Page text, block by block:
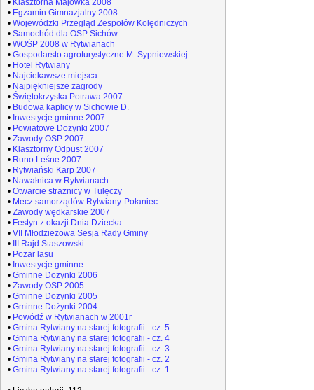
• Klasztorna Majówka 2008
• Egzamin Gimnazjalny 2008
• Wojewódzki Przegląd Zespołów Kolędniczych
• Samochód dla OSP Sichów
• WOŚP 2008 w Rytwianach
• Gospodarsto agroturystyczne M. Sypniewskiej
• Hotel Rytwiany
• Najciekawsze miejsca
• Najpiękniejsze zagrody
• Świętokrzyska Potrawa 2007
• Budowa kaplicy w Sichowie D.
• Inwestycje gminne 2007
• Powiatowe Dożynki 2007
• Zawody OSP 2007
• Klasztorny Odpust 2007
• Runo Leśne 2007
• Rytwiański Karp 2007
• Nawałnica w Rytwianach
• Otwarcie strażnicy w Tulęczy
• Mecz samorządów Rytwiany-Połaniec
• Zawody wędkarskie 2007
• Festyn z okazji Dnia Dziecka
• VII Młodzieżowa Sesja Rady Gminy
•
III Rajd Staszowski
• Pożar lasu
• Inwestycje gminne
• Gminne Dożynki 2006
• Zawody OSP 2005
• Gminne Dożynki 2005
• Gminne Dożynki 2004
• Powódź w Rytwianach w 2001r
• Gmina Rytwiany na starej fotografii - cz. 5
• Gmina Rytwiany na starej fotografii - cz. 4
• Gmina Rytwiany na starej fotografii - cz. 3
• Gmina Rytwiany na starej fotografii - cz. 2
• Gmina Rytwiany na starej fotografii - cz. 1.